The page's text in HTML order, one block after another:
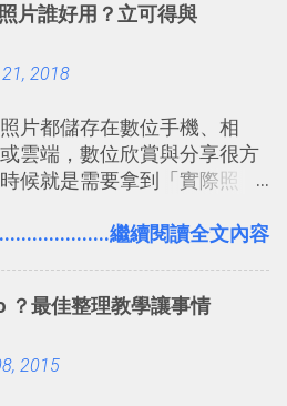
同事可以在任何地方和公司
如果你需要中文版的同類平
考： JANDI 高效率團隊通訊
3 新增 ： Sortd for Slack：
討論串介面變成專案任務排
需求來說可以打造出一張一
（例如我之前在製作一本新
「 台灣推薦空拍地點地圖
行路線！ Google 「我的地
自助旅行路線時可以解決許
外地點名稱地址常常難懂，
劃路線之外，自訂地圖還能補
情，二方面事後就是最好的
彼此都能在手機上查看這次
片誰好用？立可得與
2018
片都儲存在數位手機、相
雲端，數位欣賞與分享很方
候就是需要拿到「實際照
庭相框 用照片來當小禮物 把照
好能不花時間、立即拿到、
好的印表機），又不想跑照
繼續閱讀全文內容
？最佳整理教學讓事情
2015